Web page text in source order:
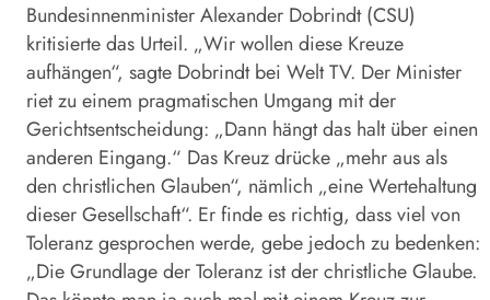
Bundesinnenminister Alexander Dobrindt (CSU)
kritisierte das Urteil. „Wir wollen diese Kreuze
aufhängen“, sagte Dobrindt bei Welt TV. Der Minister
riet zu einem pragmatischen Umgang mit der
Gerichtsentscheidung: „Dann hängt das halt über einen
anderen Eingang.“ Das Kreuz drücke „mehr aus als
den christlichen Glauben“, nämlich „eine Wertehaltung
dieser Gesellschaft“. Er finde es richtig, dass viel von
Toleranz gesprochen werde, gebe jedoch zu bedenken:
„Die Grundlage der Toleranz ist der christliche Glaube.